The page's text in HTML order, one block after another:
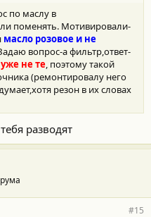
по маслу в
поменять. Мотивировали-
масло розовое и не
вопрос-а фильтр,ответ-
не те, поэтому такой
(ремонтировалу него
резон в их словах
разводят
#15